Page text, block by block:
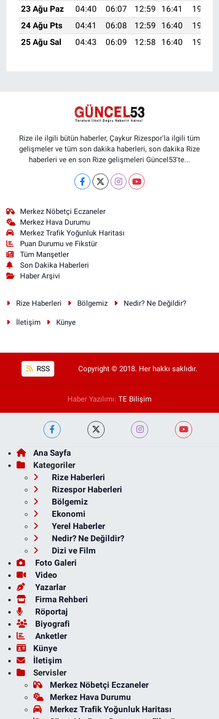
23 Ağu Paz
04:40 06:07 12:59 16:41
19:41
24 Ağu Pts
04:41 06:08 12:59 16:40
19:39
25 Ağu Sal
04:43 06:09 12:58 16:40 19:38
Rize ile ilgili bütün haberler, Çaykur Rizespor'la ilgili tüm
gelişmeler ve tüm son dakika haberleri, son dakika Rize
haberleri ve en son Rize gelişmeleri Güncel53'te...
Merkez Nöbetçi Eczaneler
Merkez Hava Durumu
Merkez Trafik Yoğunluk Haritası
Puan Durumu ve Fikstür
Tüm Manşetler
Son Dakika Haberleri
Haber Arşivi
Rize Haberleri Bölgemiz Nedir? Ne Değildir?
İletişim Künye
RSS Copyright © 2018. Her hakkı saklıdır.
Haber Yazılımı: TE Bilişim
Ana Sayfa
Kategoriler
Rize Haberleri
Rizespor Haberleri
Bölgemiz
Ekonomi
Yerel Haberler
Nedir? Ne Değildir?
Dizi ve Film
Foto Galeri
Video
Yazarlar
Firma Rehberi
Röportaj
Biyografi
Anketler
Künye
İletişim
Servisler
Merkez Nöbetçi Eczaneler
Merkez Hava Durumu
Merkez Trafik Yoğunluk Haritası